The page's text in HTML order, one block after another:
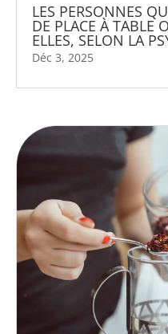
LES PERSONNES
DE PLACE À TABLE
ELLES, SELON LA
Déc 3, 2025